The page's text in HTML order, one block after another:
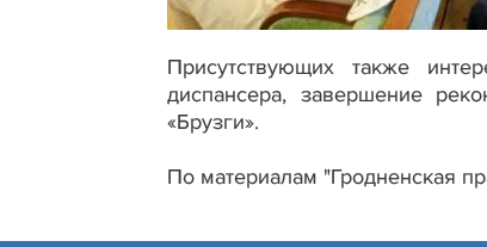
Присутствующих также
диспансера, завершение
«Брузги».
По материалам "Гродненская